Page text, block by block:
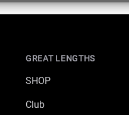
GREAT LENGTHS
SHOP
Club